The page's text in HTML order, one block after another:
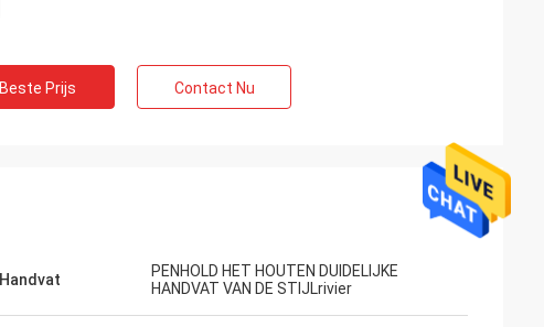
Beste Prijs Contact Nu
Handvat
PENHOLD HET HOUTEN DUIDELIJKE
HANDVAT VAN DE STIJLrivier